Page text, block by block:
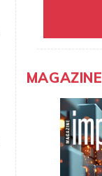
MAGAZINE